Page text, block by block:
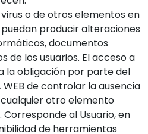
o de otros elementos en
producir alteraciones
documentos
de los usuarios. El acceso a
la obligación por parte del
WEB de controlar la ausencia
cualquier otro elemento
al Usuario, en
de herramientas